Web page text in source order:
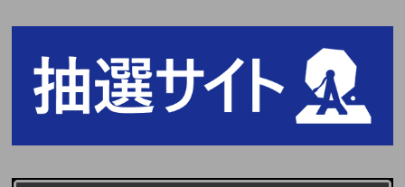
・予備校・専門学校発行のものは不可
れない学生＜高校生まで＞に限り、下記2点をお持ちであれば可。その他の
組み合わせは不可
『顔写真無し学生証・生徒手帳 + 住民票(世帯全員)』
・学生証・生徒手帳の発行がない場合は、顔写真無しの生徒証明書・学校発